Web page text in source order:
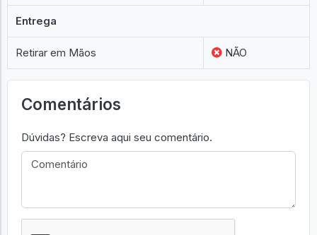
Original
Entrega
Comentários
Dúvidas? Escreva aqui seu comentário.